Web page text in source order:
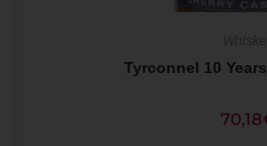
Tyrconnel 10
70,18